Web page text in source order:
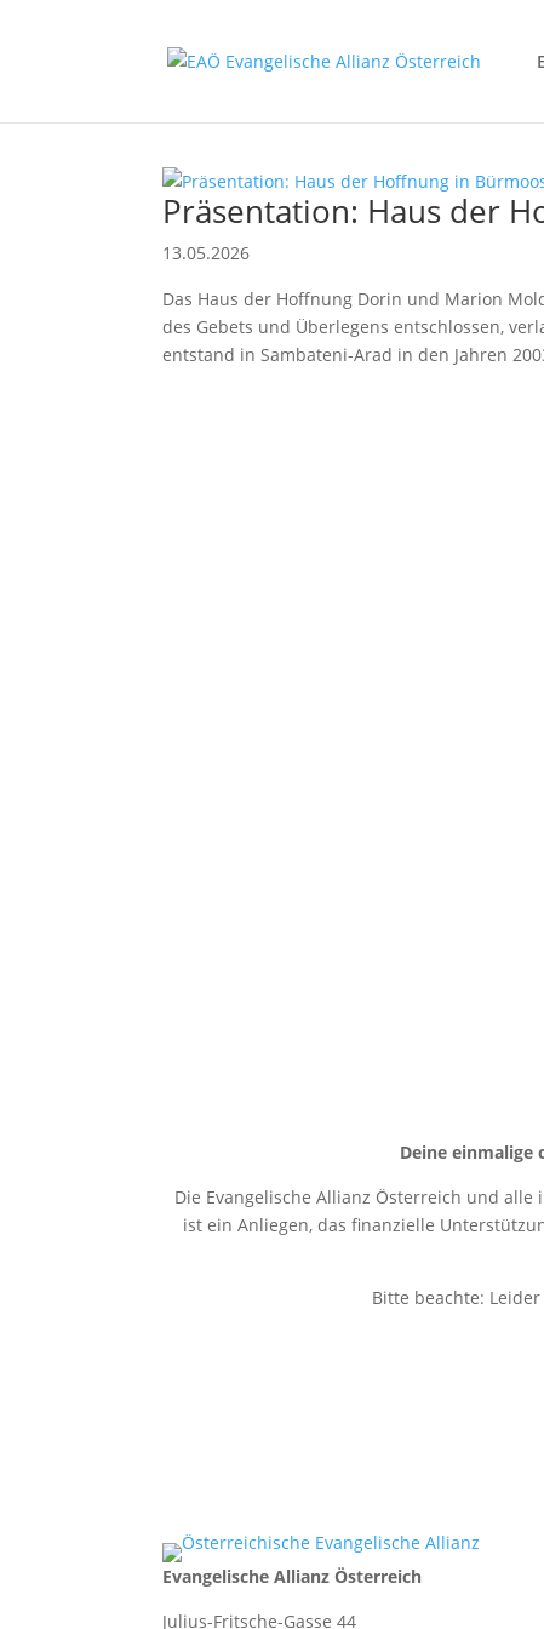
Präsentation: Haus der
13.05.2026
Das Haus der Hoffnung Dorin und Marion
des Gebets und Überlegens entschlossen,
entstand in Sambateni-Arad in den Jahren
Deine einmalige
Die Evangelische Allianz Österreich und
ist ein Anliegen, das finanzielle
Bitte beachte:
Evangelische Allianz Österreich
Julius-Fritsche-Gasse 44